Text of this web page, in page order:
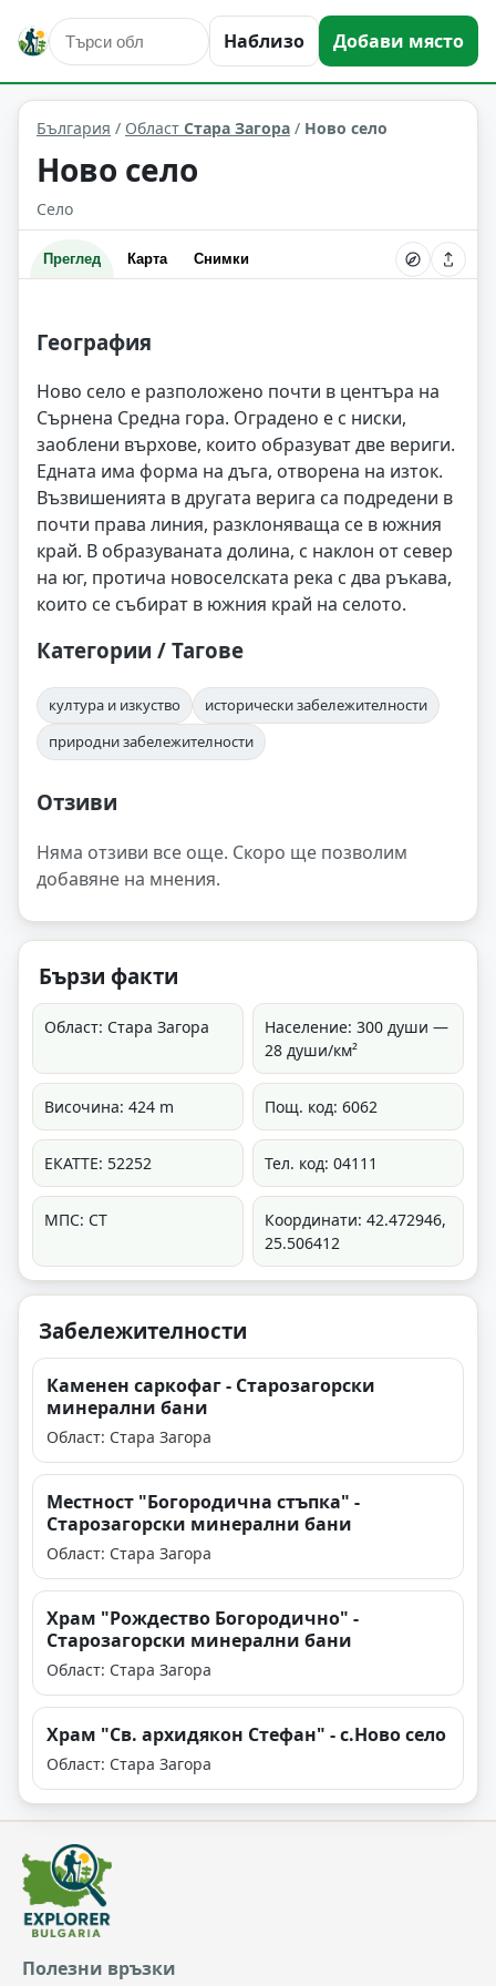
Наблизо Добави място
Ново село Област: Стара Загора
България / Област Стара Загора / Ново село
Ново село
Село
Преглед Карта Снимки
География
Ново село е разположено почти в центъра на
Сърнена Средна гора. Оградено е с ниски,
заоблени върхове, които образуват две вериги.
Едната има форма на дъга, отворена на изток.
Възвишенията в другата верига са подредени в
почти права линия, разклоняваща се в южния
край. В образуваната долина, с наклон от север
на юг, протича новоселската река с два ръкава,
които се събират в южния край на селото.
Категории / Тагове
култура и изкуство
исторически забележителности
природни забележителности
Отзиви
Няма отзиви все още. Скоро ще позволим
добавяне на мнения.
Бързи факти
Област: Стара Загора
Население: 300 души —
28 души/км²
Височина: 424 m Пощ. код: 6062
ЕКАТТЕ: 52252 Тел. код: 04111
МПС: СТ
Координати: 42.472946,
25.506412
Забележителности
Каменен саркофаг - Старозагорски
минерални бани
Област: Стара Загора
Местност "Богородична стъпка" -
Старозагорски минерални бани
Област: Стара Загора
Храм "Рождество Богородично" -
Старозагорски минерални бани
Област: Стара Загора
Храм "Св. архидякон Стефан" - с.Ново село
Област: Стара Загора
Полезни връзки